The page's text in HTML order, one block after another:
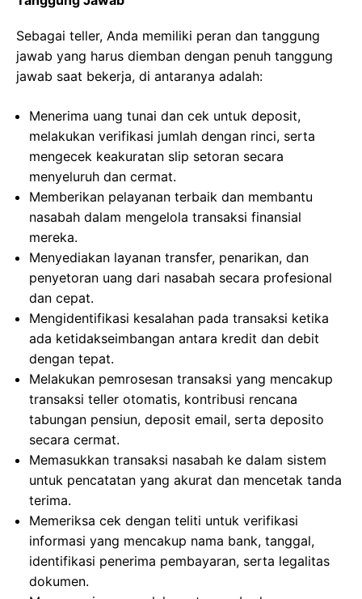
Sebagai teller, Anda memiliki peran dan tanggung
jawab yang harus diemban dengan penuh tanggung
jawab saat bekerja, di antaranya adalah:
Menerima uang tunai dan cek untuk deposit,
melakukan verifikasi jumlah dengan rinci, serta
mengecek keakuratan slip setoran secara
menyeluruh dan cermat.
Memberikan pelayanan terbaik dan membantu
nasabah dalam mengelola transaksi finansial
mereka.
Menyediakan layanan transfer, penarikan, dan
penyetoran uang dari nasabah secara profesional
dan cepat.
Mengidentifikasi kesalahan pada transaksi ketika
ada ketidakseimbangan antara kredit dan debit
dengan tepat.
Melakukan pemrosesan transaksi yang mencakup
transaksi teller otomatis, kontribusi rencana
tabungan pensiun, deposit email, serta deposito
secara cermat.
Memasukkan transaksi nasabah ke dalam sistem
untuk pencatatan yang akurat dan mencetak tanda
terima.
Memeriksa cek dengan teliti untuk verifikasi
informasi yang mencakup nama bank, tanggal,
identifikasi penerima pembayaran, serta legalitas
dokumen.